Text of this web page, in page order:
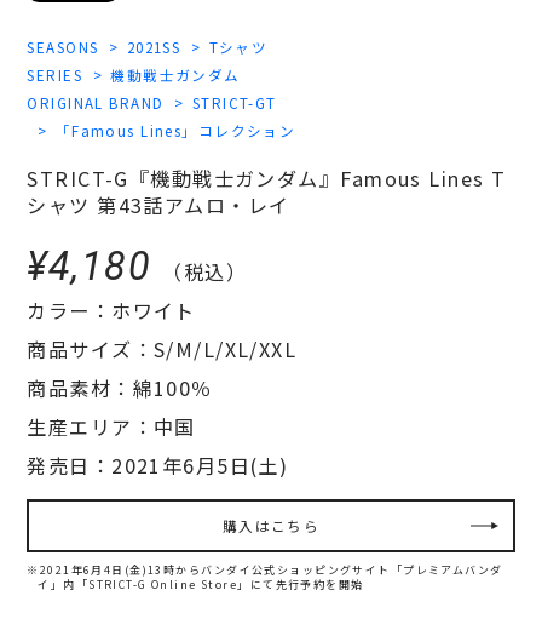
SEASONS 2021SS
Tシャツ
SERIES
機動戦士ガンダム
ORIGINAL BRAND
STRICT-GT
「Famous Lines」コレクション
STRICT-G『機動戦士ガンダム』Famous Lines T
シャツ 第43話アムロ・レイ
¥4,180
（税込）
カラー：ホワイト
商品サイズ：S/M/L/XL/XXL
商品素材：綿100％
生産エリア：中国
発売日：2021年6月5日(土)
購入はこちら
※2021年6月4日(金)13時からバンダイ公式ショッピングサイト「プレミアムバンダ
イ」内
「STRICT-G Online Store」にて先行予約を開始